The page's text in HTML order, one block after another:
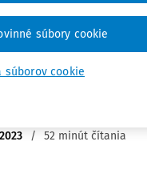
ochrany
princípov ochrany
106, 2023, č. 4, s. 333
brief excursion to the
/ 52 minút čítania
súborov cookie
súbory cookie